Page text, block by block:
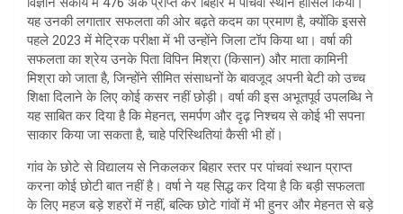
यह उनकी लगातार सफलता की ओर बढ़ते कदम का प्रमाण है, क्योंकि इससे
पहले 2023 में मेट्रिक परीक्षा में भी उन्होंने जिला टॉप किया था। वर्षा की
सफलता का श्रेय उनके पिता विपिन मिश्रा (किसान) और माता कामिनी
मिश्रा को जाता है, जिन्होंने सीमित संसाधनों के बावजूद अपनी बेटी को उच्च
शिक्षा दिलाने के लिए कोई कसर नहीं छोड़ी। वर्षा की इस अभूतपूर्व उपलब्धि ने
यह साबित कर दिया है कि मेहनत, समर्पण और दृढ़ निश्चय से कोई भी सपना
साकार किया जा सकता है, चाहे परिस्थितियां कैसी भी हों।
गांव के छोटे से विद्यालय से निकलकर बिहार स्तर पर पांचवां स्थान प्राप्त
करना कोई छोटी बात नहीं है। वर्षा ने यह सिद्ध कर दिया है कि बड़ी सफलता
के लिए महज बड़े शहरों में नहीं, बल्कि छोटे गांवों में भी हुनर और मेहनत से बड़े